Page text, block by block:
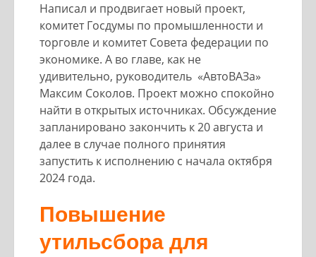
Написал и продвигает новый проект,
комитет Госдумы по промышленности и
торговле и комитет Совета федерации по
экономике. А во главе, как не
удивительно, руководитель «АвтоВАЗа»
Максим Соколов. Проект можно спокойно
найти в открытых источниках. Обсуждение
запланировано закончить к 20 августа и
далее в случае полного принятия
запустить к исполнению с начала октября
2024 года.
Повышение
утильсбора для